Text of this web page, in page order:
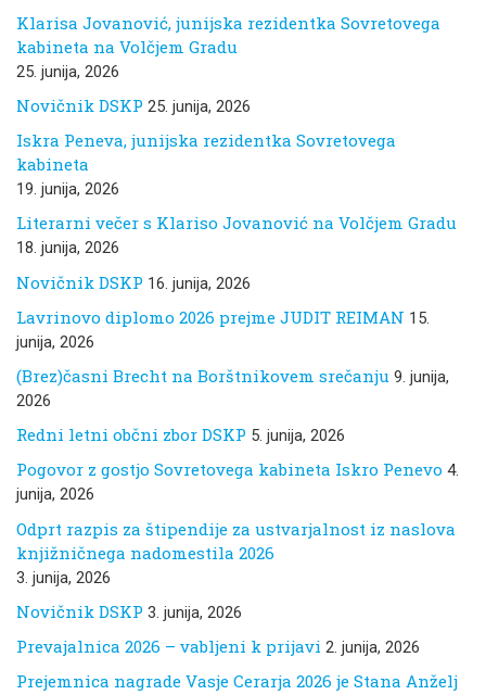
Klarisa Jovanović, junijska rezidentka Sovretovega
kabineta na Volčjem Gradu
25. junija, 2026
Novičnik DSKP 25. junija, 2026
Iskra Peneva, junijska rezidentka Sovretovega
kabineta
19. junija, 2026
Literarni večer s Klariso Jovanović na Volčjem Gradu
18. junija, 2026
Novičnik DSKP 16. junija, 2026
Lavrinovo diplomo 2026 prejme JUDIT REIMAN 15.
junija, 2026
(Brez)časni Brecht na Borštnikovem srečanju 9. junija,
2026
Redni letni občni zbor DSKP 5. junija, 2026
Pogovor z gostjo Sovretovega kabineta Iskro Penevo 4.
junija, 2026
Odprt razpis za štipendije za ustvarjalnost iz naslova
knjižničnega nadomestila 2026
3. junija, 2026
Novičnik DSKP 3. junija, 2026
Prevajalnica 2026 – vabljeni k prijavi 2. junija, 2026
Prejemnica nagrade Vasje Cerarja 2026 je Stana Anželj